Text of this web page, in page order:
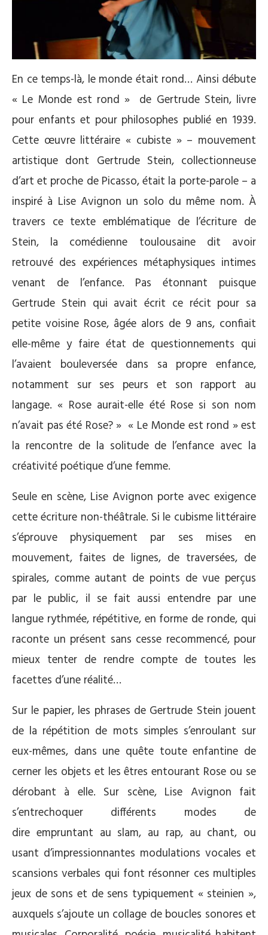
En ce temps-là, le monde était rond… Ainsi débute
« Le Monde est rond » de Gertrude Stein, livre
pour enfants et pour philosophes publié en 1939.
Cette œuvre littéraire « cubiste » – mouvement
artistique dont Gertrude Stein, collectionneuse
d’art et proche de Picasso, était la porte-parole – a
inspiré à Lise Avignon un solo du même nom. À
travers ce texte emblématique de l’écriture de
Stein, la comédienne toulousaine dit avoir
retrouvé des expériences métaphysiques intimes
venant de l’enfance. Pas étonnant puisque
Gertrude Stein qui avait écrit ce récit pour sa
petite voisine Rose, âgée alors de 9 ans, confiait
elle-même y faire état de questionnements qui
l’avaient bouleversée dans sa propre enfance,
notamment sur ses peurs et son rapport au
langage. « Rose aurait-elle été Rose si son nom
n’avait pas été Rose? » « Le Monde est rond » est
la rencontre de la solitude de l’enfance avec la
créativité poétique d’une femme.
Seule en scène, Lise Avignon porte avec exigence
cette écriture non-théâtrale. Si le cubisme littéraire
s’éprouve physiquement par ses mises en
mouvement, faites de lignes, de traversées, de
spirales, comme autant de points de vue perçus
par le public, il se fait aussi entendre par une
langue rythmée, répétitive, en forme de ronde, qui
raconte un présent sans cesse recommencé, pour
mieux tenter de rendre compte de toutes les
facettes d’une réalité…
Sur le papier, les phrases de Gertrude Stein jouent
de la répétition de mots simples s’enroulant sur
eux-mêmes, dans une quête toute enfantine de
cerner les objets et les êtres entourant Rose ou se
dérobant à elle. Sur scène, Lise Avignon fait
s’entrechoquer différents modes de
dire empruntant au slam, au rap, au chant, ou
usant d’impressionnantes modulations vocales et
scansions verbales qui font résonner ces multiples
jeux de sons et de sens typiquement « steinien »,
auxquels s’ajoute un collage de boucles sonores et